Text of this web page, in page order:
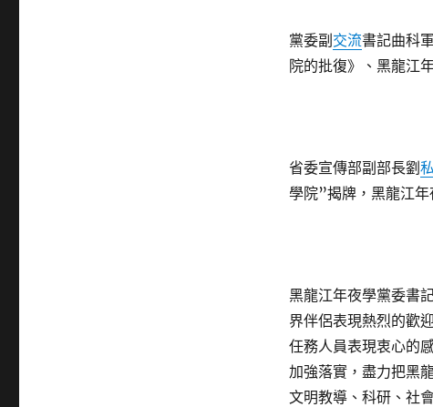
黨委副 交流書記曲科
院的批復》、黑龍江
省委宣傳部副部長劉
學院”揭牌，黑龍江
黑龍江年夜學黨委書
界伴侶表現熱烈的歡
任務人員表現衷心的
加強落實，盡力把黑
文明教導、科研、社